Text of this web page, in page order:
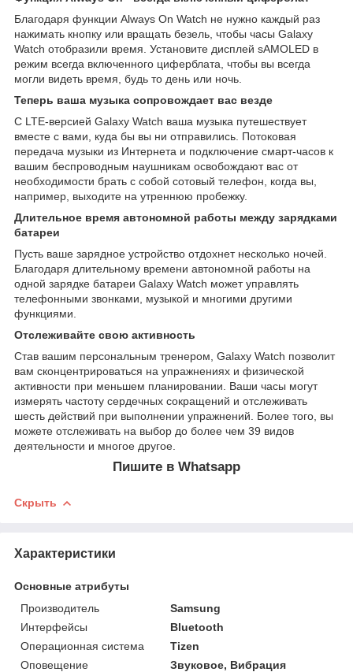
Благодаря функции Always On Watch не нужно каждый раз
нажимать кнопку или вращать безель, чтобы часы Galaxy
Watch отобразили время. Установите дисплей sAMOLED в
режим всегда включенного циферблата, чтобы вы всегда
могли видеть время, будь то день или ночь.
Теперь ваша музыка сопровождает вас везде
С LTE-версией Galaxy Watch ваша музыка путешествует
вместе с вами, куда бы вы ни отправились. Потоковая
передача музыки из Интернета и подключение смарт-часов к
вашим беспроводным наушникам освобождают вас от
необходимости брать с собой сотовый телефон, когда вы,
например, выходите на утреннюю пробежку.
Длительное время автономной работы между зарядками
батареи
Пусть ваше зарядное устройство отдохнет несколько ночей.
Благодаря длительному времени автономной работы на
одной зарядке батареи Galaxy Watch может управлять
телефонными звонками, музыкой и многими другими
функциями.
Отслеживайте свою активность
Став вашим персональным тренером, Galaxy Watch позволит
вам сконцентрироваться на упражнениях и физической
активности при меньшем планировании. Ваши часы могут
измерять частоту сердечных сокращений и отслеживать
шесть действий при выполнении упражнений. Более того, вы
можете отслеживать на выбор до более чем 39 видов
деятельности и многое другое.
Пишите в Whatsapp
Скрыть
Характеристики
Основные атрибуты
Производитель
Samsung
Интерфейсы
Bluetooth
Операционная система
Tizen
Оповещение
Звуковое, Вибрация